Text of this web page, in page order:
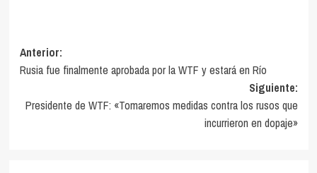
Navegación
de
entradas
Anterior:
Rusia fue finalmente aprobada por la WTF y estará en Río
Siguiente:
Presidente de WTF: «Tomaremos medidas contra los rusos que
incurrieron en dopaje»